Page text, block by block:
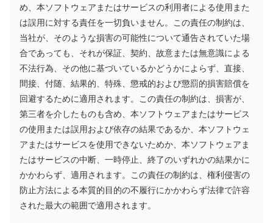
め、本ソフトウェアまたはサービスの利用者による使用また
は誤用に対する責任を一切負いません。この責任の制約は、
当社が、そのような損害の可能性について通告されていた場
合であっても、それが保証、契約、故意または無意識による
不法行為、その他に基づいているかどうかによらず、直接、
間接、付随、結果的、特殊、懲戒的および懲罰的損害賠償を
回避するために適用されます。この責任の制約は、損害が、
第三者を介したものも含め、本ソフトウェアまたはサービス
の使用または誤用および依存の結果であるか、本ソフトウェ
アまたはサービスを使用できないためか、本ソフトウェアま
たはサービスの中断、一時停止、終了のいずれかの結果かに
かかわらず、適用されます。この責任の制約は、権利侵害の
防止方法による本質的目的の不履行にかかわらず法律で許容
された最大の範囲で適用されます。